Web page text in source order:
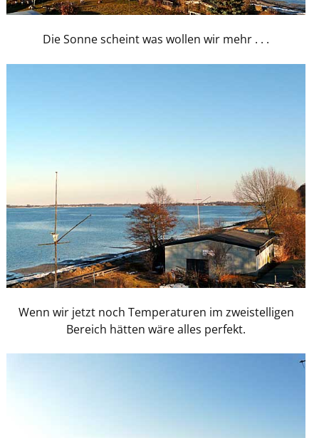
Die Sonne scheint was wollen wir mehr . . .
Wenn wir jetzt noch Temperaturen im zweistelligen
Bereich hätten wäre alles perfekt.